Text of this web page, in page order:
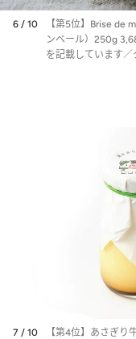
6 / 10
【第5位】Brise de
ンベール）250g
を記載しています
7 / 10
【第4位】あさぎり